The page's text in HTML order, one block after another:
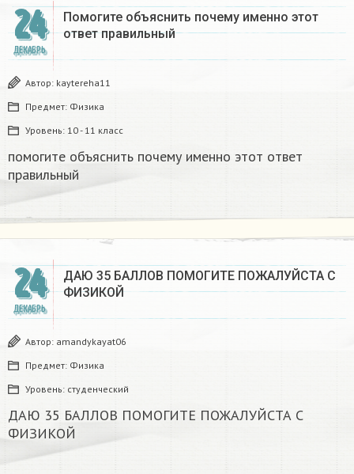
24
ДЕКАБРЬ
Помогите объяснить почему именно этот
ответ правильный
Автор: kaytereha11
Предмет: Физика
Уровень: 10 - 11 класс
помогите объяснить почему именно этот ответ
правильный
24
ДЕКАБРЬ
ДАЮ 35 БАЛЛОВ ПОМОГИТЕ ПОЖАЛУЙСТА С
ФИЗИКОЙ
Автор: amandykayat06
Предмет: Физика
Уровень: студенческий
ДАЮ 35 БАЛЛОВ ПОМОГИТЕ ПОЖАЛУЙСТА С
ФИЗИКОЙ